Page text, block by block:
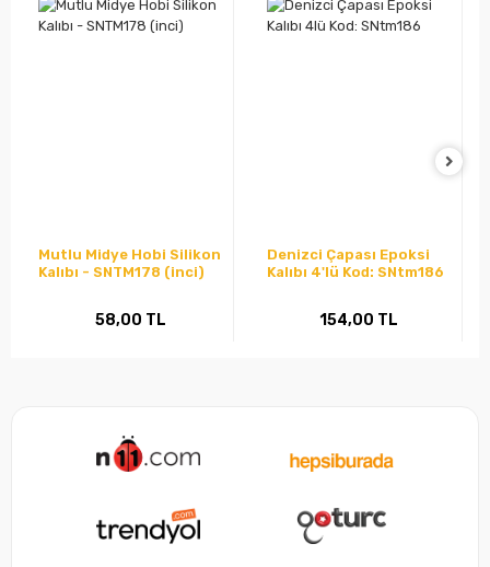
Mutlu Midye Hobi Silikon
Kalıbı - SNTM178 (inci)
58,00 TL
Denizci Çapası Epoksi
Kalıbı 4'lü Kod: SNtm186
154,00 TL